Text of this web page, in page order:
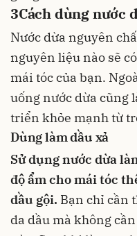
3Cách dùng nước
Nước dừa nguyên
nguyên liệu nào sẽ
mái tóc của bạn.
uống nước dừa cũng
triển khỏe mạnh từ
Dùng làm dầu xả
Sử dụng nước dừa
độ ẩm cho mái tóc
dầu gội. Bạn chỉ cần
da dầu mà không